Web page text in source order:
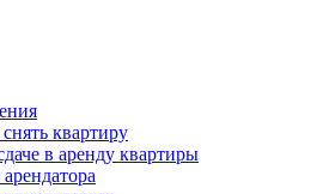
квартиру
в аренду квартиры